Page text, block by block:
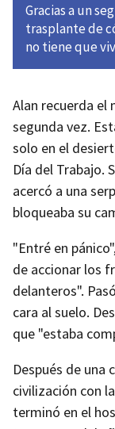
Gracias a un
trasplante de
no tiene que
Alan recuerda el
segunda vez.
solo en el
Día del Trabajo.
acercó a una
bloqueaba su
"Entré en
de accionar los
delanteros".
cara al suelo.
que "estaba
Después de una
civilización con
terminó en el